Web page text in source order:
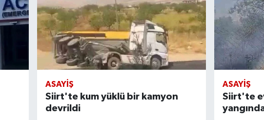
ASAYIŞ
Siirt'te kum yüklü bir kamyon
devrildi
ASAYIŞ
Siirt'te